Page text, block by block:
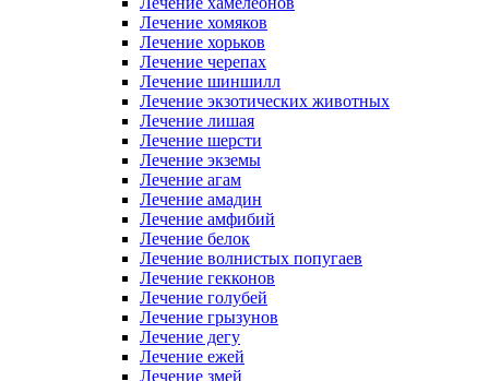
Лечение хомяков
Лечение хорьков
Лечение черепах
Лечение шиншилл
Лечение экзотических животных
Лечение лишая
Лечение шерсти
Лечение экземы
Лечение агам
Лечение амадин
Лечение амфибий
Лечение белок
Лечение волнистых попугаев
Лечение гекконов
Лечение голубей
Лечение грызунов
Лечение дегу
Лечение ежей
Лечение змей